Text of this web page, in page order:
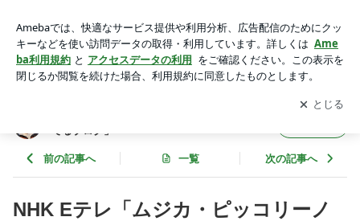
ドラマー 佐藤奏（さとうかなで）の 「奏でるブログ」
アプリをダウンロードして ブログの更新通知
を受け取りまし
ょう。
開く
でるブログ」
前の記事へ 一覧 次の記事へ
NHK Eテレ「ムジカ・ピッコリーノ